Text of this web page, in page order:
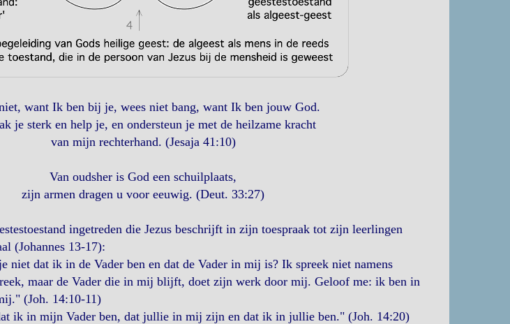
want Ik ben bij je, wees niet bang, want Ik ben jouw God.
je sterk en help je, en ondersteun je met de heilzame kracht
van mijn rechterhand. (Jesaja 41:10)
Van oudsher is God een schuilplaats,
zijn armen dragen u voor eeuwig. (Deut. 33:27)
ingetreden die Jezus beschrijft in zijn toespraak tot zijn leerlingen
(Johannes 13-17):
niet dat ik in de Vader ben en dat de Vader in mij is? Ik spreek niet namens
maar de Vader die in mij blijft, doet zijn werk door mij. Geloof me: ik ben in
(Joh. 14:10-11)
ik in mijn Vader ben, dat jullie in mij zijn en dat ik in jullie ben." (Joh. 14:20)